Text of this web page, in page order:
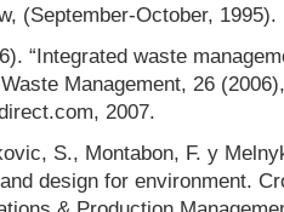
(September-October, 1995).
“Integrated waste
Management, 26
2007.
S., Montabon, F. y
design for environment.